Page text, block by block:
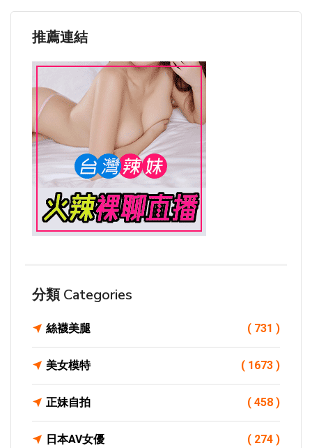
推薦連結
分類 Categories
絲襪美腿 ( 731 )
美女模特 ( 1673 )
正妹自拍 ( 458 )
日本AV女優 ( 274 )